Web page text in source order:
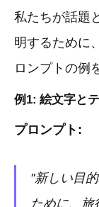
私たちが話題
明するために
ロンプトの例
例1: 絵文字と
プロンプト:
"新しい目
ために、